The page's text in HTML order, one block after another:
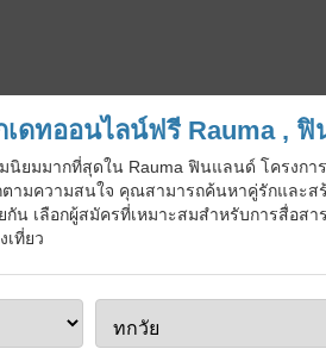
เดทออนไลน์ฟรี Rauma ,
นิยมมากที่สุดใน Rauma ฟินแลนด์ โครงก
ามความสนใจ คุณสามารถค้นหาคู่รักและส
น เลือกผู้สมัครที่เหมาะสมสำหรับการสื่อส
ที่ยว